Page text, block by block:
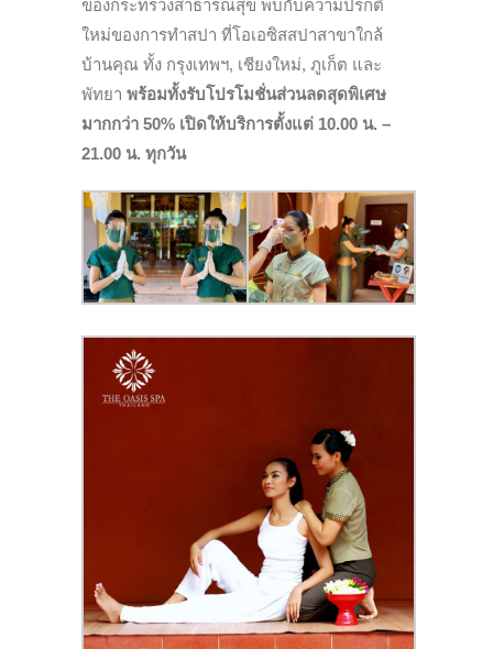
ของกระทรวงสาธารณสุข พบกับความปรกติ
ใหม่ของการทำสปา ที่โอเอซิสสปาสาขาใกล้
บ้านคุณ ทั้ง กรุงเทพฯ, เชียงใหม่, ภูเก็ต และ
พัทยา พร้อมทั้งรับโปรโมชั่นส่วนลดสุดพิเศษ
มากกว่า 50% เปิดให้บริการตั้งแต่ 10.00 น. –
21.00 น. ทุกวัน